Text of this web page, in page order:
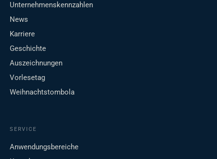
Unternehmenskennzahlen
News
Karriere
Geschichte
Auszeichnungen
Vorlesetag
Weihnachtstombola
SERVICE
Anwendungsbereiche